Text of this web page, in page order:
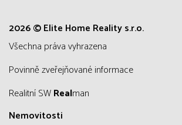
2026 © Elite Home Reality s.r.o.
všechna práva vyhrazena
Povinně zveřejňované informace
Realitní SWRealman
Nemovitosti